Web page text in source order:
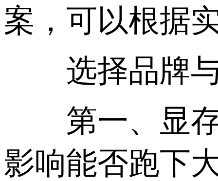
案，可以根据
选择品牌与
第一、显存
影响能否跑下